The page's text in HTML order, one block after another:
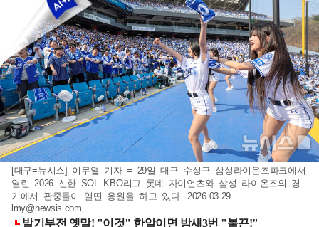
[대구=뉴시스] 이무열 기자 = 29일 대구 수성구 삼성라이온즈파크에서
열린 2026 신한 SOL KBO리그 롯데 자이언츠와 삼성 라이온즈의 경
기에서 관중들이 열띤 응원을 하고 있다. 2026.03.29.
lmy@newsis.com